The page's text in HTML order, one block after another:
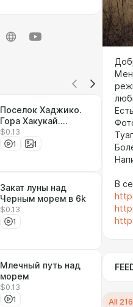
Поселок Хаджико.
Гора Хакукай.
Август, 2023
$0.13
1
1
Закат луны над
Черным морем в 6k
$0.13
1
Млечный путь над
морем
$0.13
1
В
All